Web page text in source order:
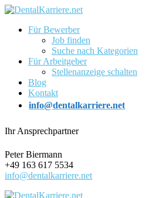
Für Bewerber
Job finden
Suche nach Kategorien
Für Arbeitgeber
Stellenanzeige schalten
Blog
Kontakt
info@dentalkarriere.net
Ihr Ansprechpartner
Peter Biermann
+49 163 617 5534
info@dentalkarriere.net